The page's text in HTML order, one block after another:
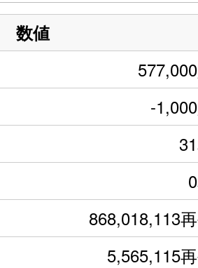
数値
-
868,018,113
5,565,115